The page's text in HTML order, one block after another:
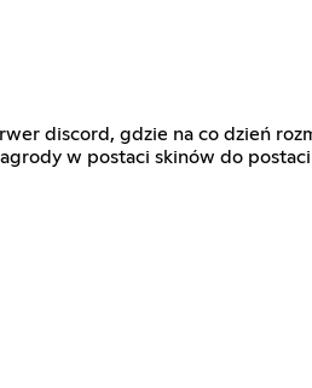
discord, gdzie na co dzień
w postaci skinów do postaci